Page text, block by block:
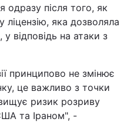
одразу після того, як
яка дозволяла
відповідь на атаки з
принципово не змінює
це важливо з точки
ризик розриву
та Іраном", -